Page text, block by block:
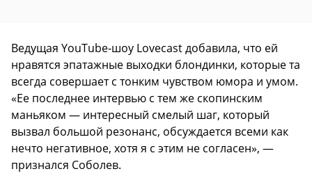
Ведущая YouTube-шоу Lovecast добавила, что ей
нравятся эпатажные выходки блондинки, которые та
всегда совершает с тонким чувством юмора и умом.
«Ее последнее интервью с тем же скопинским
маньяком — интересный смелый шаг, который
вызвал большой резонанс, обсуждается всеми как
нечто негативное, хотя я с этим не согласен», —
признался Соболев.